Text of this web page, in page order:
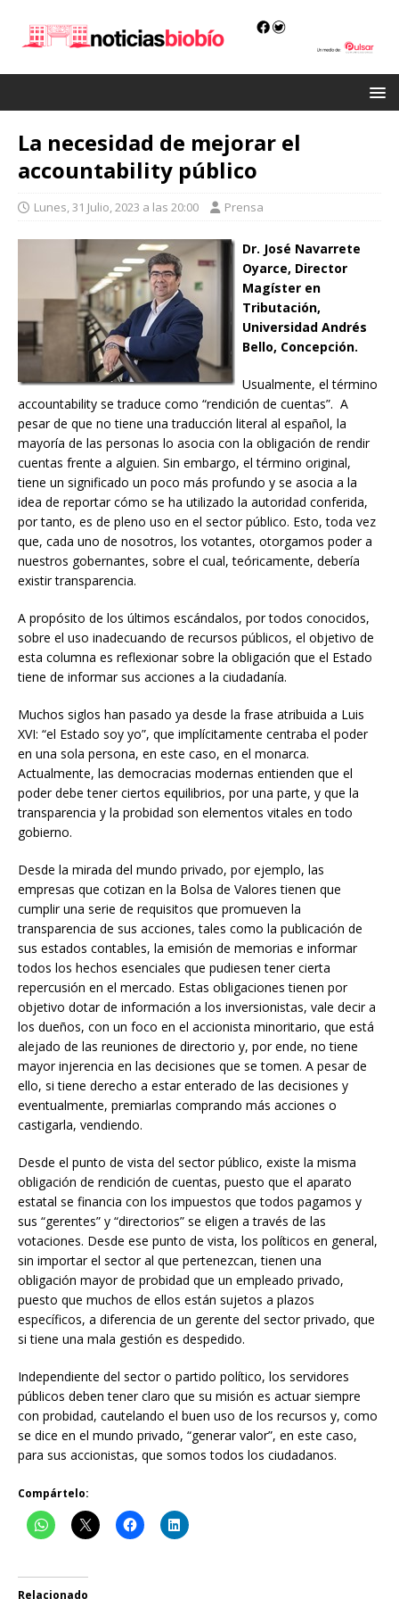
La necesidad de mejorar el
accountability público
Lunes, 31 Julio, 2023 a las 20:00 Prensa
Dr. José Navarrete
Oyarce, Director
Magíster en
Tributación,
Universidad Andrés
Bello, Concepción.
Usualmente, el término
accountability se traduce como “rendición de cuentas”. A
pesar de que no tiene una traducción literal al español, la
mayoría de las personas lo asocia con la obligación de rendir
cuentas frente a alguien. Sin embargo, el término original,
tiene un significado un poco más profundo y se asocia a la
idea de reportar cómo se ha utilizado la autoridad conferida,
por tanto, es de pleno uso en el sector público. Esto, toda vez
que, cada uno de nosotros, los votantes, otorgamos poder a
nuestros gobernantes, sobre el cual, teóricamente, debería
existir transparencia.
A propósito de los últimos escándalos, por todos conocidos,
sobre el uso inadecuando de recursos públicos, el objetivo de
esta columna es reflexionar sobre la obligación que el Estado
tiene de informar sus acciones a la ciudadanía.
Muchos siglos han pasado ya desde la frase atribuida a Luis
XVI: “el Estado soy yo”, que implícitamente centraba el poder
en una sola persona, en este caso, en el monarca.
Actualmente, las democracias modernas entienden que el
poder debe tener ciertos equilibrios, por una parte, y que la
transparencia y la probidad son elementos vitales en todo
gobierno.
Desde la mirada del mundo privado, por ejemplo, las
empresas que cotizan en la Bolsa de Valores tienen que
cumplir una serie de requisitos que promueven la
transparencia de sus acciones, tales como la publicación de
sus estados contables, la emisión de memorias e informar
todos los hechos esenciales que pudiesen tener cierta
repercusión en el mercado. Estas obligaciones tienen por
objetivo dotar de información a los inversionistas, vale decir a
los dueños, con un foco en el accionista minoritario, que está
alejado de las reuniones de directorio y, por ende, no tiene
mayor injerencia en las decisiones que se tomen. A pesar de
ello, si tiene derecho a estar enterado de las decisiones y
eventualmente, premiarlas comprando más acciones o
castigarla, vendiendo.
Desde el punto de vista del sector público, existe la misma
obligación de rendición de cuentas, puesto que el aparato
estatal se financia con los impuestos que todos pagamos y
sus “gerentes” y “directorios” se eligen a través de las
votaciones. Desde ese punto de vista, los políticos en general,
sin importar el sector al que pertenezcan, tienen una
obligación mayor de probidad que un empleado privado,
puesto que muchos de ellos están sujetos a plazos
específicos, a diferencia de un gerente del sector privado, que
si tiene una mala gestión es despedido.
Independiente del sector o partido político, los servidores
públicos deben tener claro que su misión es actuar siempre
con probidad, cautelando el buen uso de los recursos y, como
se dice en el mundo privado, “generar valor”, en este caso,
para sus accionistas, que somos todos los ciudadanos.
Compártelo:
Relacionado